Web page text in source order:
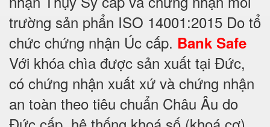
trường sản phẩn ISO 14001:2015 Do tổ
chức chứng nhận Úc cấp. Bank Safe
Với khóa chìa được sản xuất tại Đức,
có chứng nhận xuất xứ và chứng nhận
an toàn theo tiêu chuẩn Châu Âu do